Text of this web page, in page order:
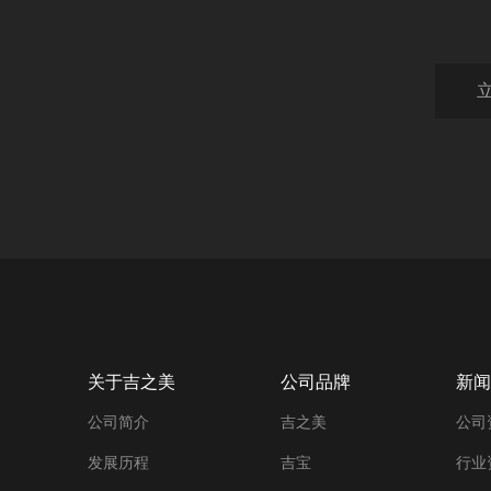
关于吉之美
公司简介
发展历程
公司品牌
吉之美
吉宝
新
公司
行业